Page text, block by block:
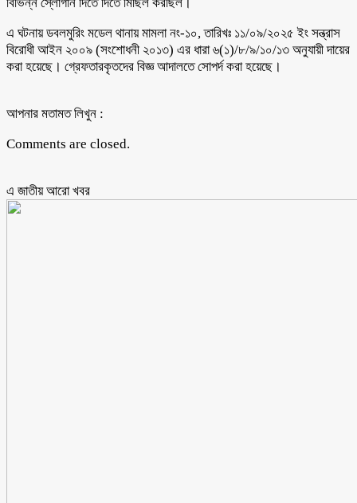
এ ঘটনায় ডবলমুরিং মডেল থানায় মামলা নং-১০, তারিখঃ ১১/০৯/২০২৫ ইং সন্ত্রাস
বিরোধী আইন ২০০৯ (সংশোধনী ২০১৩) এর ধারা ৬(১)/৮/৯/১০/১৩ অনুযায়ী দায়ের
করা হয়েছে। গ্রেফতারকৃতদের বিজ্ঞ আদালতে সোপর্দ করা হয়েছে।
আপনার মতামত লিখুন :
Comments are closed.
এ জাতীয় আরো ‍খবর